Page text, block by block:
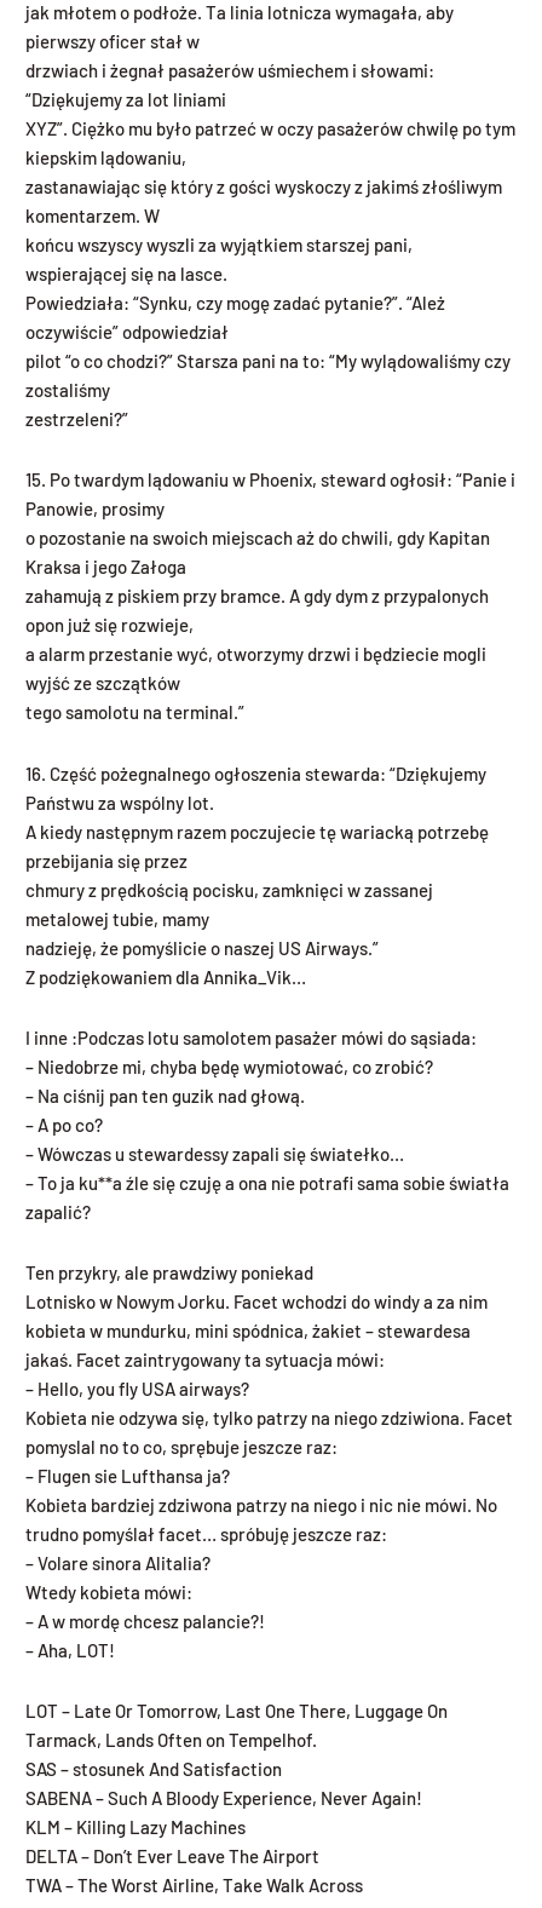
jak młotem o podłoże. Ta linia lotnicza wymagała, aby
pierwszy oficer stał w
drzwiach i żegnał pasażerów uśmiechem i słowami:
“Dziękujemy za lot liniami
XYZ”. Ciężko mu było patrzeć w oczy pasażerów chwilę po tym
kiepskim lądowaniu,
zastanawiając się który z gości wyskoczy z jakimś złośliwym
komentarzem. W
końcu wszyscy wyszli za wyjątkiem starszej pani,
wspierającej się na lasce.
Powiedziała: “Synku, czy mogę zadać pytanie?”. “Ależ
oczywiście” odpowiedział
pilot “o co chodzi?” Starsza pani na to: “My wylądowaliśmy czy
zostaliśmy
zestrzeleni?”
15. Po twardym lądowaniu w Phoenix, steward ogłosił: “Panie i
Panowie, prosimy
o pozostanie na swoich miejscach aż do chwili, gdy Kapitan
Kraksa i jego Załoga
zahamują z piskiem przy bramce. A gdy dym z przypalonych
opon już się rozwieje,
a alarm przestanie wyć, otworzymy drzwi i będziecie mogli
wyjść ze szczątków
tego samolotu na terminal.”
16. Część pożegnalnego ogłoszenia stewarda: “Dziękujemy
Państwu za wspólny lot.
A kiedy następnym razem poczujecie tę wariacką potrzebę
przebijania się przez
chmury z prędkością pocisku, zamknięci w zassanej
metalowej tubie, mamy
nadzieję, że pomyślicie o naszej US Airways.”
Z podziękowaniem dla Annika_Vik…
I inne :Podczas lotu samolotem pasażer mówi do sąsiada:
– Niedobrze mi, chyba będę wymiotować, co zrobić?
– Na ciśnij pan ten guzik nad głową.
– A po co?
– Wówczas u stewardessy zapali się światełko…
– To ja ku**a źle się czuję a ona nie potrafi sama sobie światła
zapalić?
Ten przykry, ale prawdziwy poniekad
Lotnisko w Nowym Jorku. Facet wchodzi do windy a za nim
kobieta w mundurku, mini spódnica, żakiet – stewardesa
jakaś. Facet zaintrygowany ta sytuacja mówi:
– Hello, you fly USA airways?
Kobieta nie odzywa się, tylko patrzy na niego zdziwiona. Facet
pomyslal no to co, sprębuje jeszcze raz:
– Flugen sie Lufthansa ja?
Kobieta bardziej zdziwona patrzy na niego i nic nie mówi. No
trudno pomyślał facet… spróbuję jeszcze raz:
– Volare sinora Alitalia?
Wtedy kobieta mówi:
– A w mordę chcesz palancie?!
– Aha, LOT!
LOT – Late Or Tomorrow, Last One There, Luggage On
Tarmack, Lands Often on Tempelhof.
SAS – stosunek And Satisfaction
SABENA – Such A Bloody Experience, Never Again!
KLM – Killing Lazy Machines
DELTA – Don’t Ever Leave The Airport
TWA – The Worst Airline, Take Walk Across